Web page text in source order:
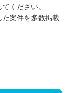
ください。
案件を多数掲載